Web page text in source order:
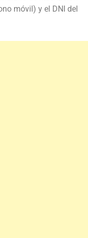
móvil) y el DNI del